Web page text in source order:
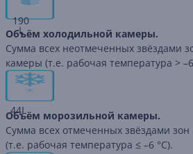
190
L
Объём холодильной камеры.
Сумма всех неотмеченных звёздами
камеры (т.е. рабочая температура >
44L
Объём морозильной камеры.
Сумма всех отмеченных звёздами
(т.е. рабочая температура ≤ –6 °C).